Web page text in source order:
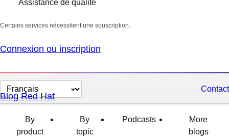
Assistance de qualité
Certains services nécessitent une souscription.
Connexion ou inscription
Changer
la
langue
Contact
Blog Red Hat
By
product
By
topic
Podcasts
More
blogs